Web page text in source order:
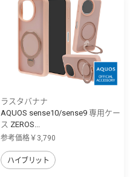
ラスタバナナ
AQUOS sense10/sense9 専用ケー
ス ZEROS...
参考価格￥3,790
ハイブリット